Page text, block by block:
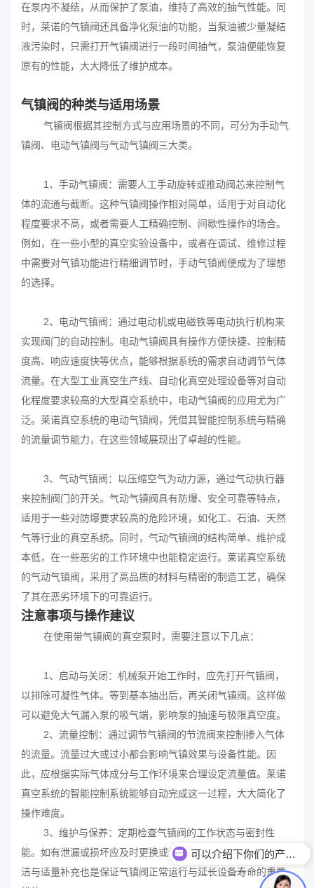
在泵内不凝结，从而保护了泵油，维持了高效的抽气性能。同
时，莱诺的气镇阀还具备净化泵油的功能，当泵油被少量凝结
液污染时，只需打开气镇阀进行一段时间抽气，泵油便能恢复
原有的性能，大大降低了维护成本。
气镇阀的种类与适用场景
气镇阀根据其控制方式与应用场景的不同，可分为手动气
镇阀、电动气镇阀与气动气镇阀三大类。
1、手动气镇阀：需要人工手动旋转或推动阀芯来控制气
体的流通与截断。这种气镇阀操作相对简单，适用于对自动化
程度要求不高，或者需要人工精确控制、间歇性操作的场合。
例如，在一些小型的真空实验设备中，或者在调试、维修过程
中需要对气镇功能进行精细调节时，手动气镇阀便成为了理想
的选择。
2、电动气镇阀：通过电动机或电磁铁等电动执行机构来
实现阀门的自动控制。电动气镇阀具有操作方便快捷、控制精
度高、响应速度快等优点，能够根据系统的需求自动调节气体
流量。在大型工业真空生产线、自动化真空处理设备等对自动
化程度要求较高的大型真空系统中，电动气镇阀的应用尤为广
泛。莱诺真空系统的电动气镇阀，凭借其智能控制系统与精确
的流量调节能力，在这些领域展现出了卓越的性能。
3、气动气镇阀：以压缩空气为动力源，通过气动执行器
来控制阀门的开关。气动气镇阀具有防爆、安全可靠等特点，
适用于一些对防爆要求较高的危险环境，如化工、石油、天然
气等行业的真空系统。同时，气动气镇阀的结构简单、维护成
本低，在一些恶劣的工作环境中也能稳定运行。莱诺真空系统
的气动气镇阀，采用了高品质的材料与精密的制造工艺，确保
了其在恶劣环境下的可靠运行。
注意事项与操作建议
在使用带气镇阀的真空泵时，需要注意以下几点：
1、启动与关闭：机械泵开始工作时，应先打开气镇阀，
以排除可凝性气体。等到基本抽出后，再关闭气镇阀。这样做
可以避免大气漏入泵的吸气端，影响泵的抽速与极限真空度。
2、流量控制：通过调节气镇阀的节流阀来控制掺入气体
的流量。流量过大或过小都会影响气镇效果与设备性能。因
此，应根据实际气体成分与工作环境来合理设定流量值。莱诺
真空系统的智能控制系统能够自动完成这一过程，大大简化了
操作难度。
3、维护与保养：定期检查气镇阀的工作状态与密封性
能。如有泄漏或损坏应及时更换或维修。同时，保持泵油的清
洁与适量补充也是保证气镇阀正常运行与延长设备寿命的重要